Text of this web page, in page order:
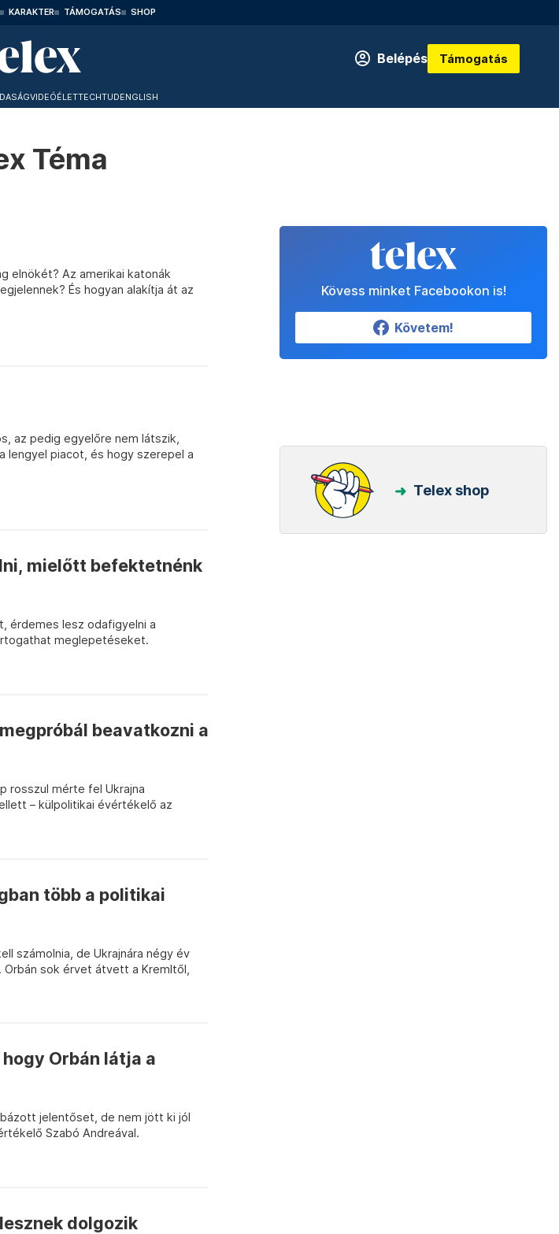
KARAKTER TÁMOGATÁS SHOP
Belépés Támogatás
VIDEÓÉLETTECHTUDENGLISH
Téma
elnökét? Az amerikai katonák
És hogyan alakítja át az
az pedig egyelőre nem látszik,
lengyel piacot, és hogy szerepel a
mielőtt befektetnénk
érdemes lesz odafigyelni a
meglepetéseket.
beavatkozni a
rosszul mérte fel Ukrajna
– külpolitikai évértékelő az
több a politikai
számolnia, de Ukrajnára négy év
sok érvet átvett a Kremltől,
Orbán látja a
jelentőset, de nem jött ki jól
Szabó Andreával.
dolgozik
Kövess minket Facebookon is!
Követem!
Telex shop